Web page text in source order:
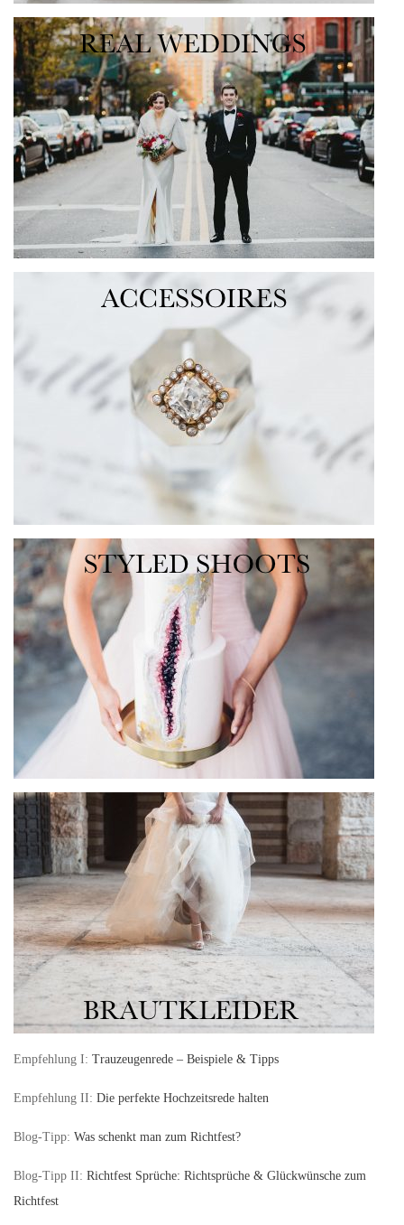
Empfehlung I: Trauzeugenrede – Beispiele & Tipps
Empfehlung II: Die perfekte Hochzeitsrede halten
Blog-Tipp: Was schenkt man zum Richtfest?
Blog-Tipp II: Richtfest Sprüche: Richtsprüche & Glückwünsche zum
Richtfest